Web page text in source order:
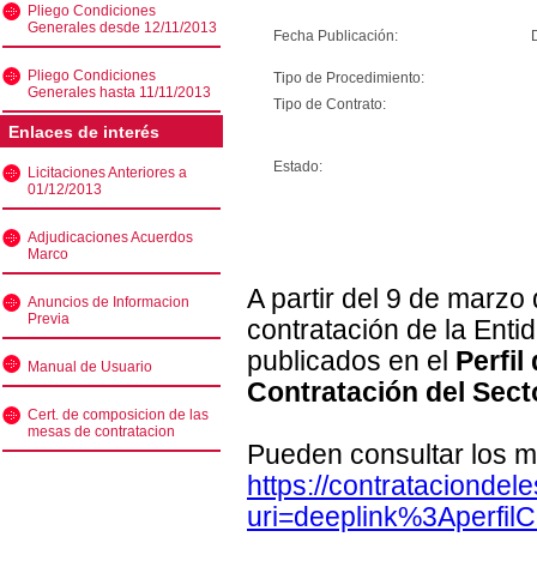
Pliego Condiciones
Generales desde 12/11/2013
Pliego Condiciones
Generales hasta 11/11/2013
Enlaces de interés
Licitaciones Anteriores a
01/12/2013
Adjudicaciones Acuerdos
Marco
Anuncios de Informacion
Previa
Manual de Usuario
Cert. de composicion de las
mesas de contratacion
Fecha Publicación:
Tipo de Procedimiento:
Tipo de Contrato:
Estado:
A partir del 9 de
contratación de la
publicados en el Perfil
Contratación del
Pueden consultar los
https://